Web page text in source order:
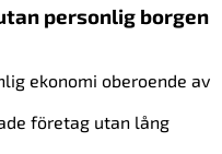
personlig borgen
ekonomi oberoende av
företag utan lång